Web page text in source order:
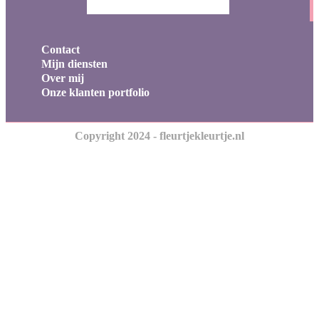
Contact
Mijn diensten
Over mij
Onze klanten portfolio
Copyright 2024 - fleurtjekleurtje.nl